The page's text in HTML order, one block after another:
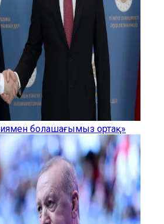
болашағымыз ортақ»